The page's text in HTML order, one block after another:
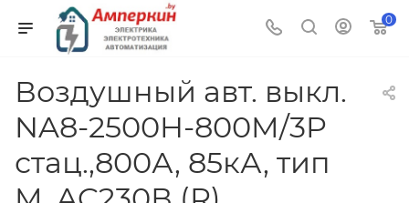
0
Воздушный авт. выкл.
NA8-2500H-800M/3P
стац.,800А, 85кА, тип